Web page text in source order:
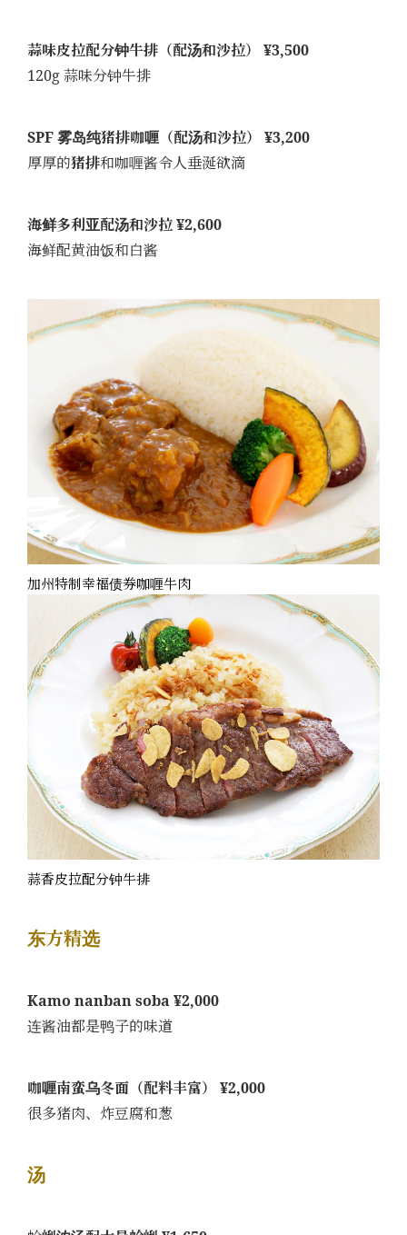
蒜味皮拉配分钟牛排（配汤和沙拉） ¥3,500
120g 蒜味分钟牛排
SPF 雾岛纯猪排咖喱（配汤和沙拉） ¥3,200
厚厚的猪排和咖喱酱令人垂涎欲滴
海鲜多利亚配汤和沙拉 ¥2,600
海鲜配黄油饭和白酱
加州特制幸福债券咖喱牛肉
蒜香皮拉配分钟牛排
东方精选
Kamo nanban soba ¥2,000
连酱油都是鸭子的味道
咖喱南蛮乌冬面（配料丰富） ¥2,000
很多猪肉、炸豆腐和葱
汤